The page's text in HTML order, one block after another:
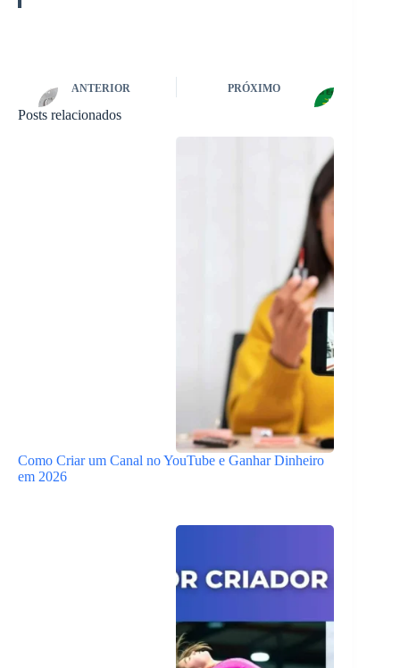
ANTERIOR PRÓXIMO
Posts relacionados
Como Criar um Canal no YouTube e Ganhar Dinheiro
em 2026